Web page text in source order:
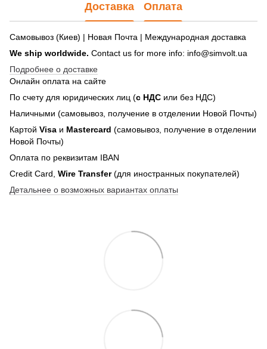
Доставка Оплата
Самовывоз (Киев) | Новая Почта | Международная доставка
We ship worldwide. Contact us for more info: info@simvolt.ua
Подробнее о доставке
Онлайн оплата на сайте
По счету для юридических лиц (с НДС или без НДС)
Наличными (самовывоз, получение в отделении Новой Почты)
Картой Visa и Mastercard (самовывоз, получение в отделении
Новой Почты)
Оплата по реквизитам IBAN
Credit Card, Wire Transfer(для иностранных покупателей)
Детальнее о возможных вариантах оплаты